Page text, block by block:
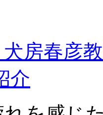
犬房春彦
介